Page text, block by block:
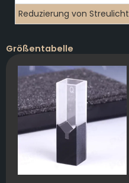
Reduzierung von Streulicht
Größentabelle